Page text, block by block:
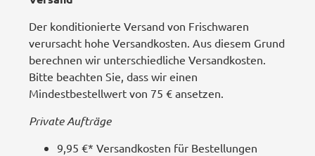
Der konditionierte Versand von Frischwaren
verursacht hohe Versandkosten. Aus diesem Grund
berechnen wir unterschiedliche Versandkosten.
Bitte beachten Sie, dass wir einen
Mindestbestellwert von 75 € ansetzen.
Private Aufträge
9,95 €* Versandkosten für Bestellungen